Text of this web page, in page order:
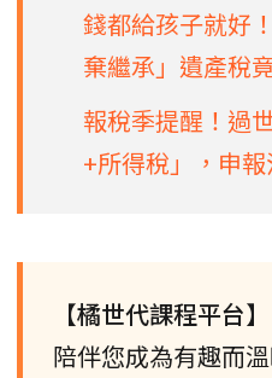
錢都給孩子就好
棄繼承」遺產稅
報稅季提醒！過
+所得稅」，申
【橘世代課程平台】
陪伴您成為有趣而